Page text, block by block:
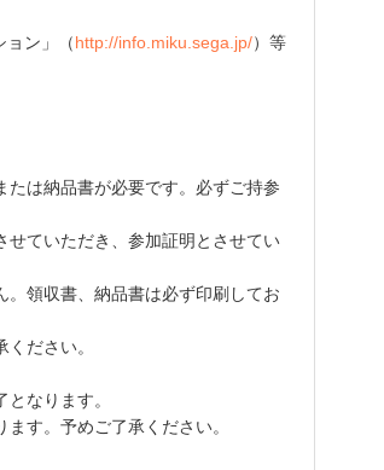
ョン」（http://info.miku.sega.jp/）等
は納品書が必要です。必ずご持参
ていただき、参加証明とさせてい
領収書、納品書は必ず印刷してお
ださい。
なります。
す。予めご了承ください。